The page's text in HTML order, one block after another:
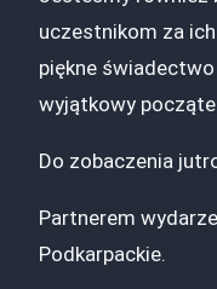
uczestnikom za
piękne świadectwo
wyjątkowy
Do zobaczenia
Partnerem
Podkarpackie.